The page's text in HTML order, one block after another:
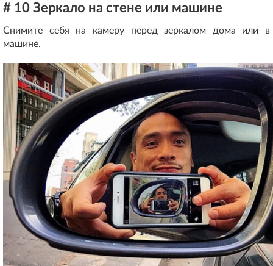
# 10 Зеркало на стене или машине
Снимите себя на камеру перед зеркалом дома или в
машине.